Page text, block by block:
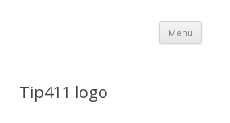
Menu Spring
inhoud
Tip411 logo